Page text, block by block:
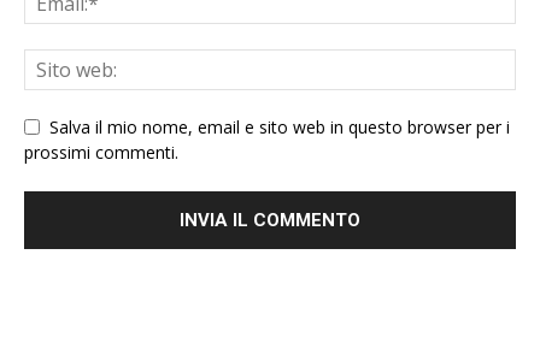
Salva il mio nome, email e sito web in questo browser per i
prossimi commenti.